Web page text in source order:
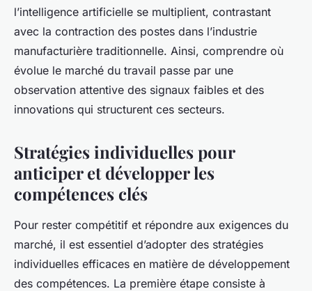
l’intelligence artificielle se multiplient, contrastant
avec la contraction des postes dans l’industrie
manufacturière traditionnelle. Ainsi, comprendre où
évolue le marché du travail passe par une
observation attentive des signaux faibles et des
innovations qui structurent ces secteurs.
Stratégies individuelles pour
anticiper et développer les
compétences clés
Pour rester compétitif et répondre aux exigences du
marché, il est essentiel d’adopter des stratégies
individuelles efficaces en matière de développement
des compétences. La première étape consiste à